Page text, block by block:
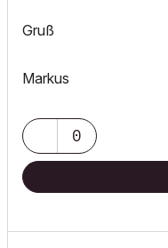
Gruß
Markus
0